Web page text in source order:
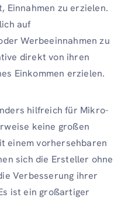
Einnahmen zu erzielen.
auf
Werbeeinnahmen zu
direkt von ihren
Einkommen erzielen.
hilfreich für Mikro-
keine großen
einem vorhersehbaren
sich die Ersteller ohne
Verbesserung ihrer
ist ein großartiger